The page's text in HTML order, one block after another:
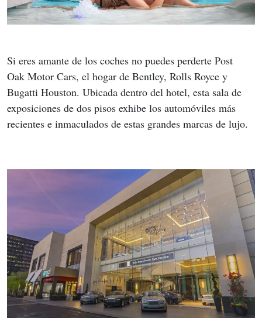
Si eres amante de los coches no puedes perderte Post
Oak Motor Cars, el hogar de Bentley, Rolls Royce y
Bugatti Houston. Ubicada dentro del hotel, esta sala de
exposiciones de dos pisos exhibe los automóviles más
recientes e inmaculados de estas grandes marcas de lujo.